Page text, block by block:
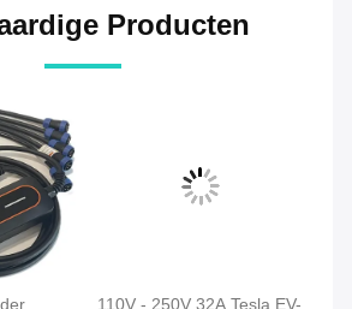
Producten
EV-
110V - 240V Level 2 Tesla